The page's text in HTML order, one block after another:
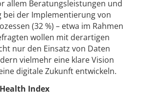
allem Beratungs­leistungen und
der Implemen­tierung von
(32 %) – etwa im Rahmen
wollen mit derartigen
nur den Einsatz von Daten
vielmehr eine klare Vision
digitale Zukunft entwickeln.
Index